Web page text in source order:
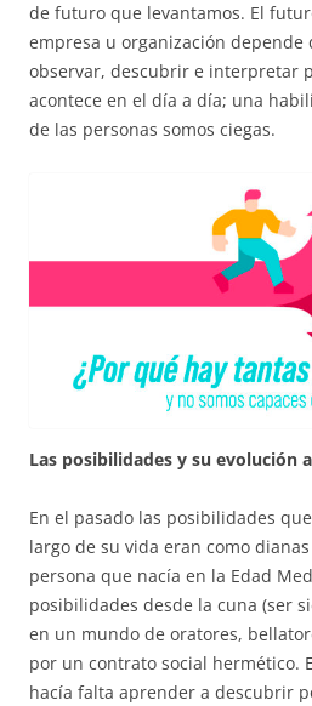
de futuro que levantamos. El
empresa u organización depende
observar, descubrir e interpretar
acontece en el día a día; una
de las personas somos ciegas.
Las posibilidades y su evolución
En el pasado las posibilidades
largo de su vida eran como
persona que nacía en la Edad
posibilidades desde la cuna (ser
en un mundo de oratores,
por un contrato social hermético.
hacía falta aprender a descubrir